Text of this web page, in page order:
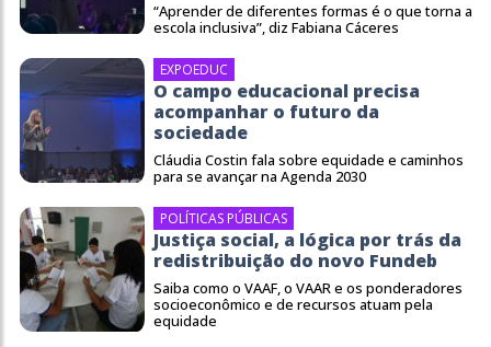
“Aprender de diferentes formas é o que torna a
escola inclusiva”, diz Fabiana Cáceres
EXPOEDUC
O campo educacional precisa
acompanhar o futuro da
sociedade
Cláudia Costin fala sobre equidade e caminhos
para se avançar na Agenda 2030
POLÍTICAS PÚBLICAS
Justiça social, a lógica por trás da
redistribuição do novo Fundeb
Saiba como o VAAF, o VAAR e os ponderadores
socioeconômico e de recursos atuam pela
equidade